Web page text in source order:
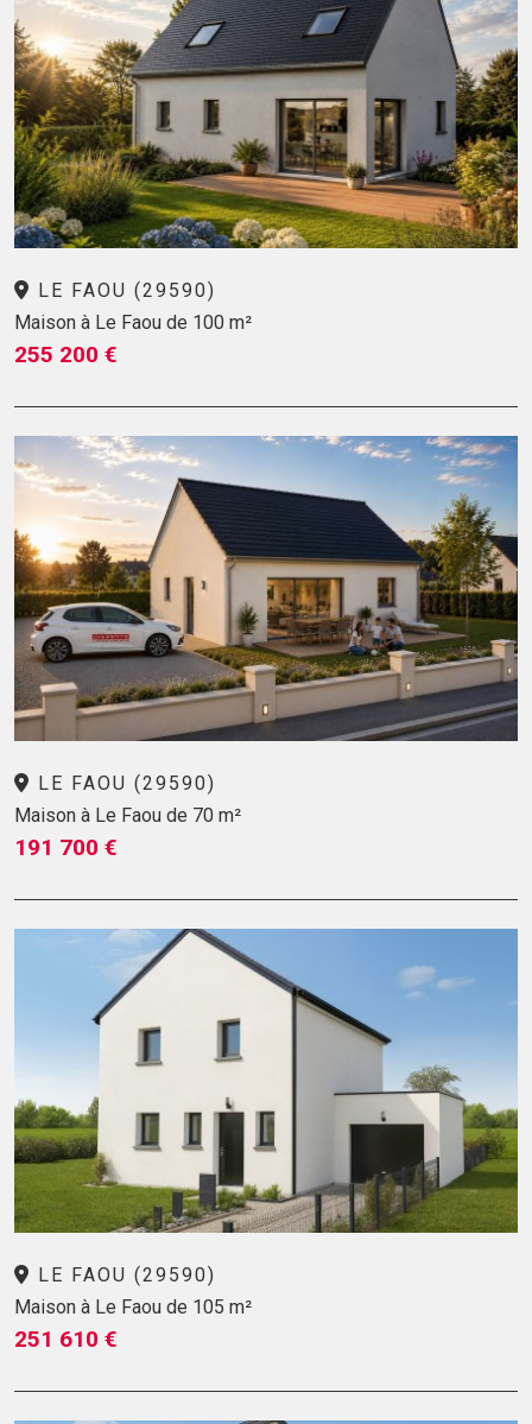
LE FAOU (29590)
Maison à Le Faou de 100 m²
255 200 €
LE FAOU (29590)
Maison à Le Faou de 70 m²
191 700 €
LE FAOU (29590)
Maison à Le Faou de 105 m²
251 610 €